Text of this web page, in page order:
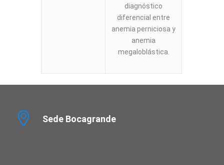
diagnóstico
diferencial entre
anemia perniciosa y
anemia
megaloblástica.
Sede Bocagrande